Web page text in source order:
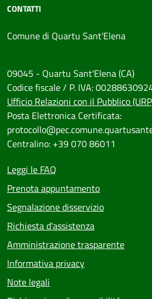
CONTATTI
Comune di Quartu Sant'Elena
09045 - Quartu Sant'Elena (CA)
Codice fiscale / P. IVA:
Ufficio Relazioni con il Pubblico
Posta Elettronica Certificata:
Centralino: +39 070 86011
Leggi le FAQ
Prenota appuntamento
Segnalazione disservizio
Richiesta d'assistenza
Amministrazione trasparente
Informativa privacy
Note legali